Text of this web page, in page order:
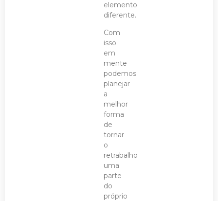
elemento
diferente.
Com
isso
em
mente
podemos
planejar
a
melhor
forma
de
tornar
o
retrabalho
uma
parte
do
próprio